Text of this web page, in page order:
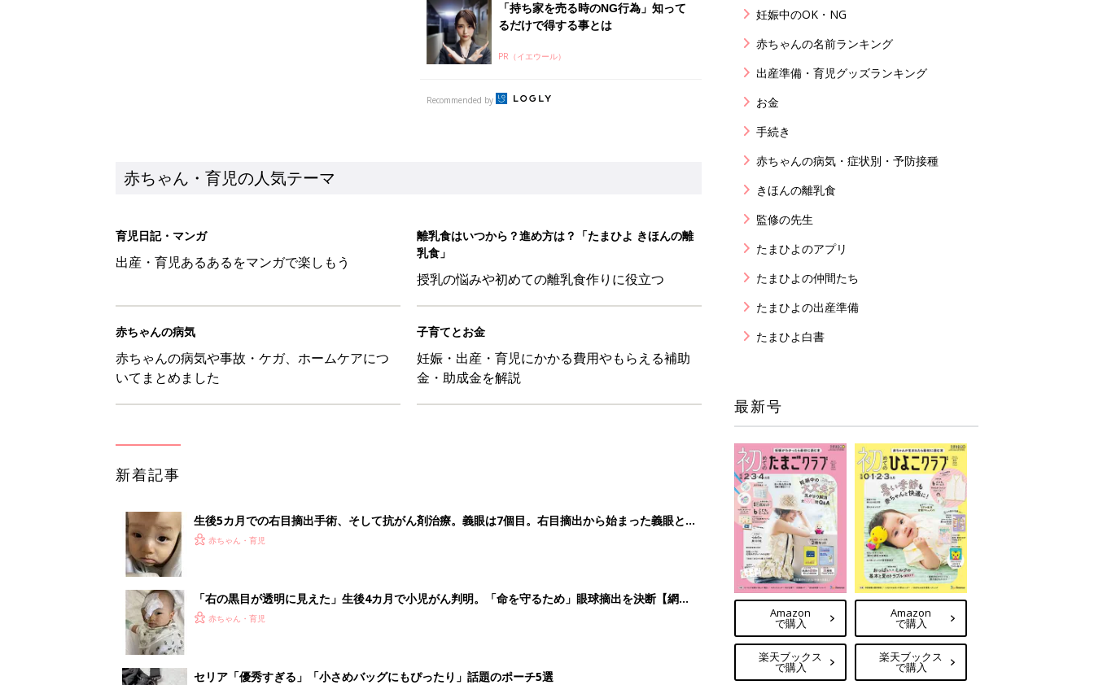
「持ち家を売る時のNG行為」知って
るだけで得する事とは
PR（イエウール）
Recommended by
赤ちゃん・育児の人気テーマ
育児日記・マンガ
出産・育児あるあるをマンガで楽しもう
離乳食はいつから？進め方は？「たまひよ きほんの離
乳食」
授乳の悩みや初めての離乳食作りに役立つ
赤ちゃんの病気
赤ちゃんの病気や事故・ケガ、ホームケアにつ
いてまとめました
子育てとお金
妊娠・出産・育児にかかる費用やもらえる補助
金・助成金を解説
新着記事
生後5カ月での右目摘出手術、そして抗がん剤治療。義眼は7個目。右目摘出から始まった義眼と
の生活【網膜芽細胞腫】
赤ちゃん・育児
「右の黒目が透明に見えた」生後4カ月で小児がん判明。「命を守るため」眼球摘出を決断【網膜
芽細胞腫】
赤ちゃん・育児
セリア「優秀すぎる」「小さめバッグにもぴったり」話題のポーチ5選
妊娠中のOK・NG
赤ちゃんの名前ランキング
出産準備・育児グッズランキング
お金
手続き
赤ちゃんの病気・症状別・予防接種
きほんの離乳食
監修の先生
たまひよのアプリ
たまひよの仲間たち
たまひよの出産準備
たまひよ白書
最新号
Amazon
で購入
楽天ブックス
で購入
Amazon
で購入
楽天ブックス
で購入